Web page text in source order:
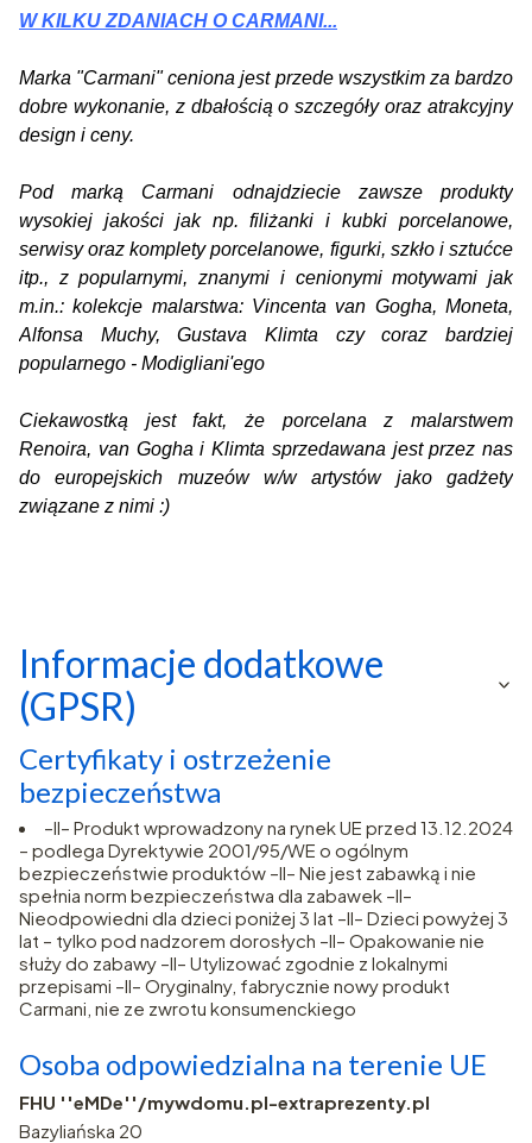
W KILKU ZDANIACH O CARMANI...
Marka "Carmani" ceniona jest przede wszystkim za bardzo
dobre wykonanie, z dbałością o szczegóły oraz atrakcyjny
design i ceny.
Pod marką Carmani odnajdziecie zawsze produkty
wysokiej jakości jak np. filiżanki i kubki porcelanowe,
serwisy oraz komplety porcelanowe, figurki, szkło i sztućce
itp., z popularnymi, znanymi i cenionymi motywami jak
m.in.: kolekcje malarstwa: Vincenta van Gogha, Moneta,
Alfonsa Muchy, Gustava Klimta czy coraz bardziej
popularnego - Modigliani'ego
Ciekawostką jest fakt, że porcelana z malarstwem
Renoira, van Gogha i Klimta sprzedawana jest przez nas
do europejskich muzeów w/w artystów jako gadżety
związane z nimi :)
Informacje dodatkowe
(GPSR)
Certyfikaty i ostrzeżenie
bezpieczeństwa
–II– Produkt wprowadzony na rynek UE przed 13.12.2024
– podlega Dyrektywie 2001/95/WE o ogólnym
bezpieczeństwie produktów –II– Nie jest zabawką i nie
spełnia norm bezpieczeństwa dla zabawek –II–
Nieodpowiedni dla dzieci poniżej 3 lat –II– Dzieci powyżej 3
lat – tylko pod nadzorem dorosłych –II– Opakowanie nie
służy do zabawy –II– Utylizować zgodnie z lokalnymi
przepisami –II– Oryginalny, fabrycznie nowy produkt
Carmani, nie ze zwrotu konsumenckiego
Osoba odpowiedzialna na terenie UE
FHU ''eMDe''/mywdomu.pl-extraprezenty.pl
Bazyliańska 20